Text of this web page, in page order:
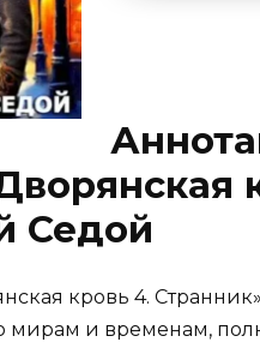
Седой
кровь 4.
мирам и временам,